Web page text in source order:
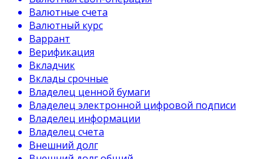
Валютные счета
Валютный курс
Варрант
Верификация
Вкладчик
Вклады срочные
Владелец ценной бумаги
Владелец электронной цифровой подписи
Владелец информации
Владелец счета
Внешний долг